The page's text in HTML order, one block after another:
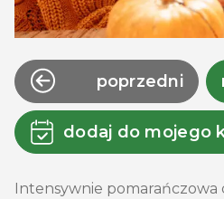
poprzedni
dodaj do mojego
Intensywnie pomarańczowa